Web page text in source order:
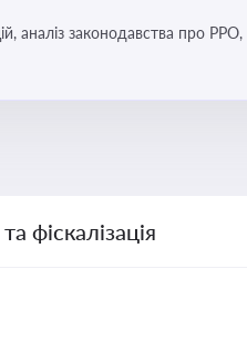
фіскалізація